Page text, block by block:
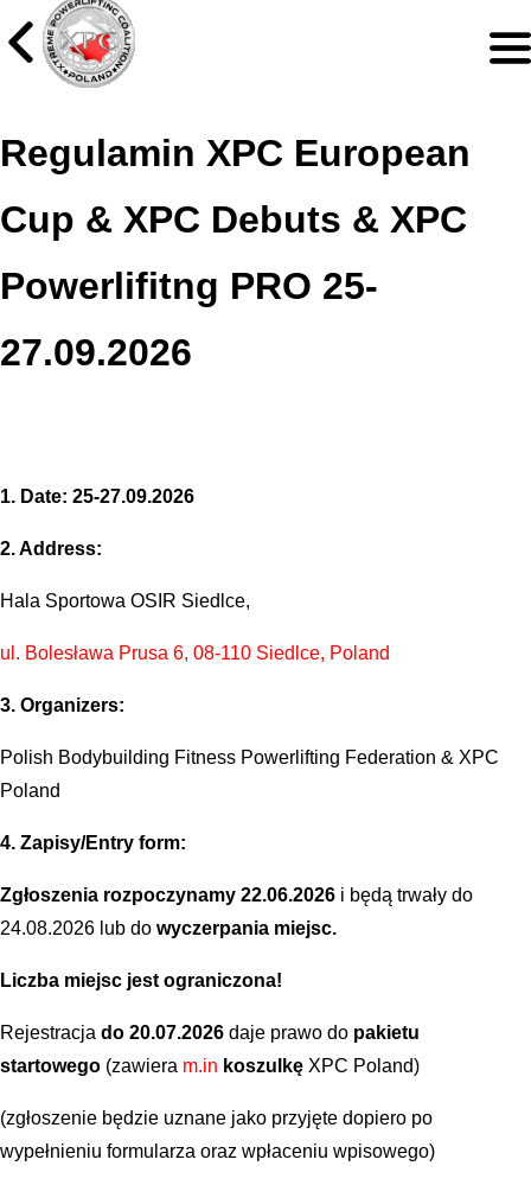
Przejdź
do
głównej
Regulamin XPC European
Cup & XPC Debuts & XPC
Powerlifitng PRO 25-
27.09.2026
1. Date: 25-27.09.2026
2. Address:
Hala Sportowa OSIR Siedlce,
ul. Bolesława Prusa 6, 08-110 Siedlce, Poland
3. Organizers:
Polish Bodybuilding Fitness Powerlifting Federation & XPC
Poland
4. Zapisy/Entry form:
Zgłoszenia rozpoczynamy 22.06.2026 i będą trwały do
24.08.2026 lub do wyczerpania miejsc.
Liczba miejsc jest ograniczona!
Rejestracja do 20.07.2026 daje prawo do pakietu
startowego (zawiera m.in koszulkę XPC Poland)
(zgłoszenie będzie uznane jako przyjęte dopiero po
wypełnieniu formularza oraz wpłaceniu wpisowego)